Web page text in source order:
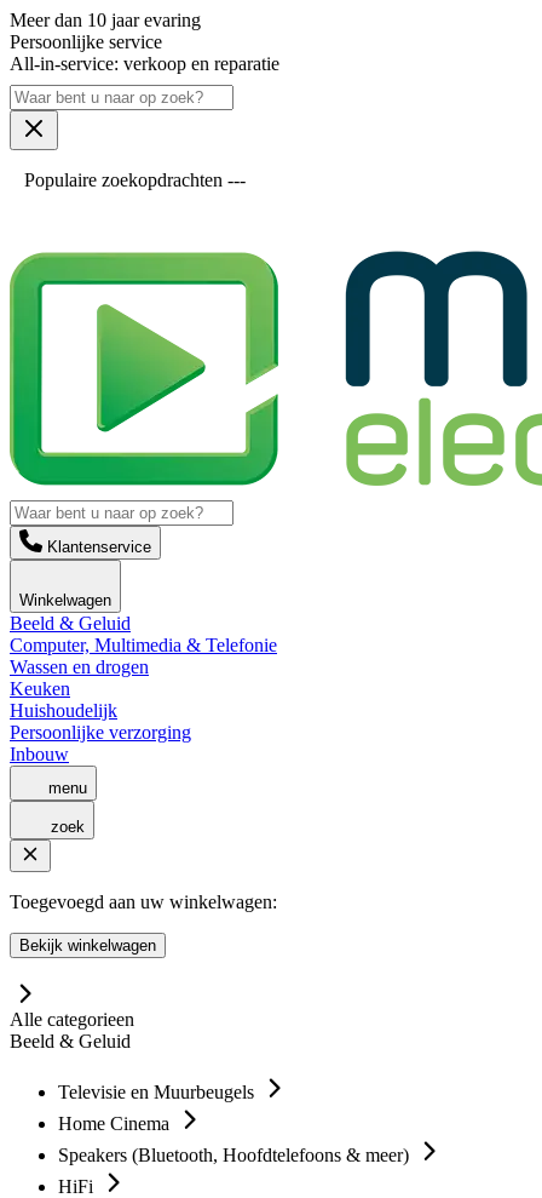
Meer dan 10 jaar evaring
Persoonlijke service
All-in-service: verkoop en reparatie
Populaire zoekopdrachten ---
Klantenservice
Winkelwagen
Beeld & Geluid
Computer, Multimedia & Telefonie
Wassen en drogen
Keuken
Huishoudelijk
Persoonlijke verzorging
Inbouw
menu
zoek
Toegevoegd aan uw winkelwagen:
Bekijk winkelwagen
Alle categorieen
Beeld & Geluid
Televisie en Muurbeugels
Home Cinema
Speakers (Bluetooth, Hoofdtelefoons & meer)
HiFi